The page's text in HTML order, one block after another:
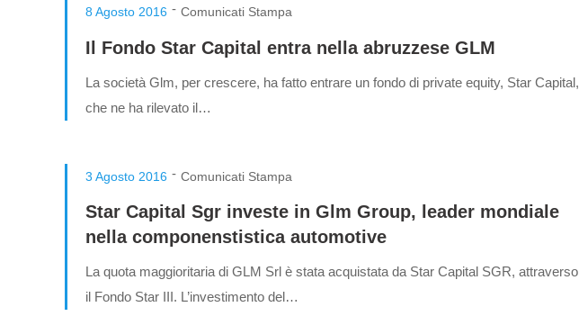
8 Agosto 2016 - Comunicati Stampa
Il Fondo Star Capital entra nella abruzzese GLM
La società Glm, per crescere, ha fatto entrare un fondo di private equity, Star Capital,
che ne ha rilevato il…
3 Agosto 2016 - Comunicati Stampa
Star Capital Sgr investe in Glm Group, leader mondiale
nella componenstistica automotive
La quota maggioritaria di GLM Srl è stata acquistata da Star Capital SGR, attraverso
il Fondo Star III. L’investimento del…